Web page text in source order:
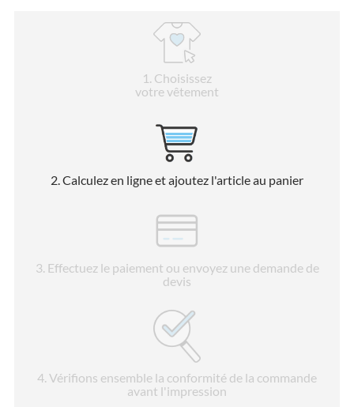
1 . Choisissez
votre vêtement
2 . Calculez en ligne et ajoutez l'article au panier
3. Effectuez le paiement ou envoyez une demande de
devis
4. Vérifions ensemble la conformité de la commande
avant l'impression